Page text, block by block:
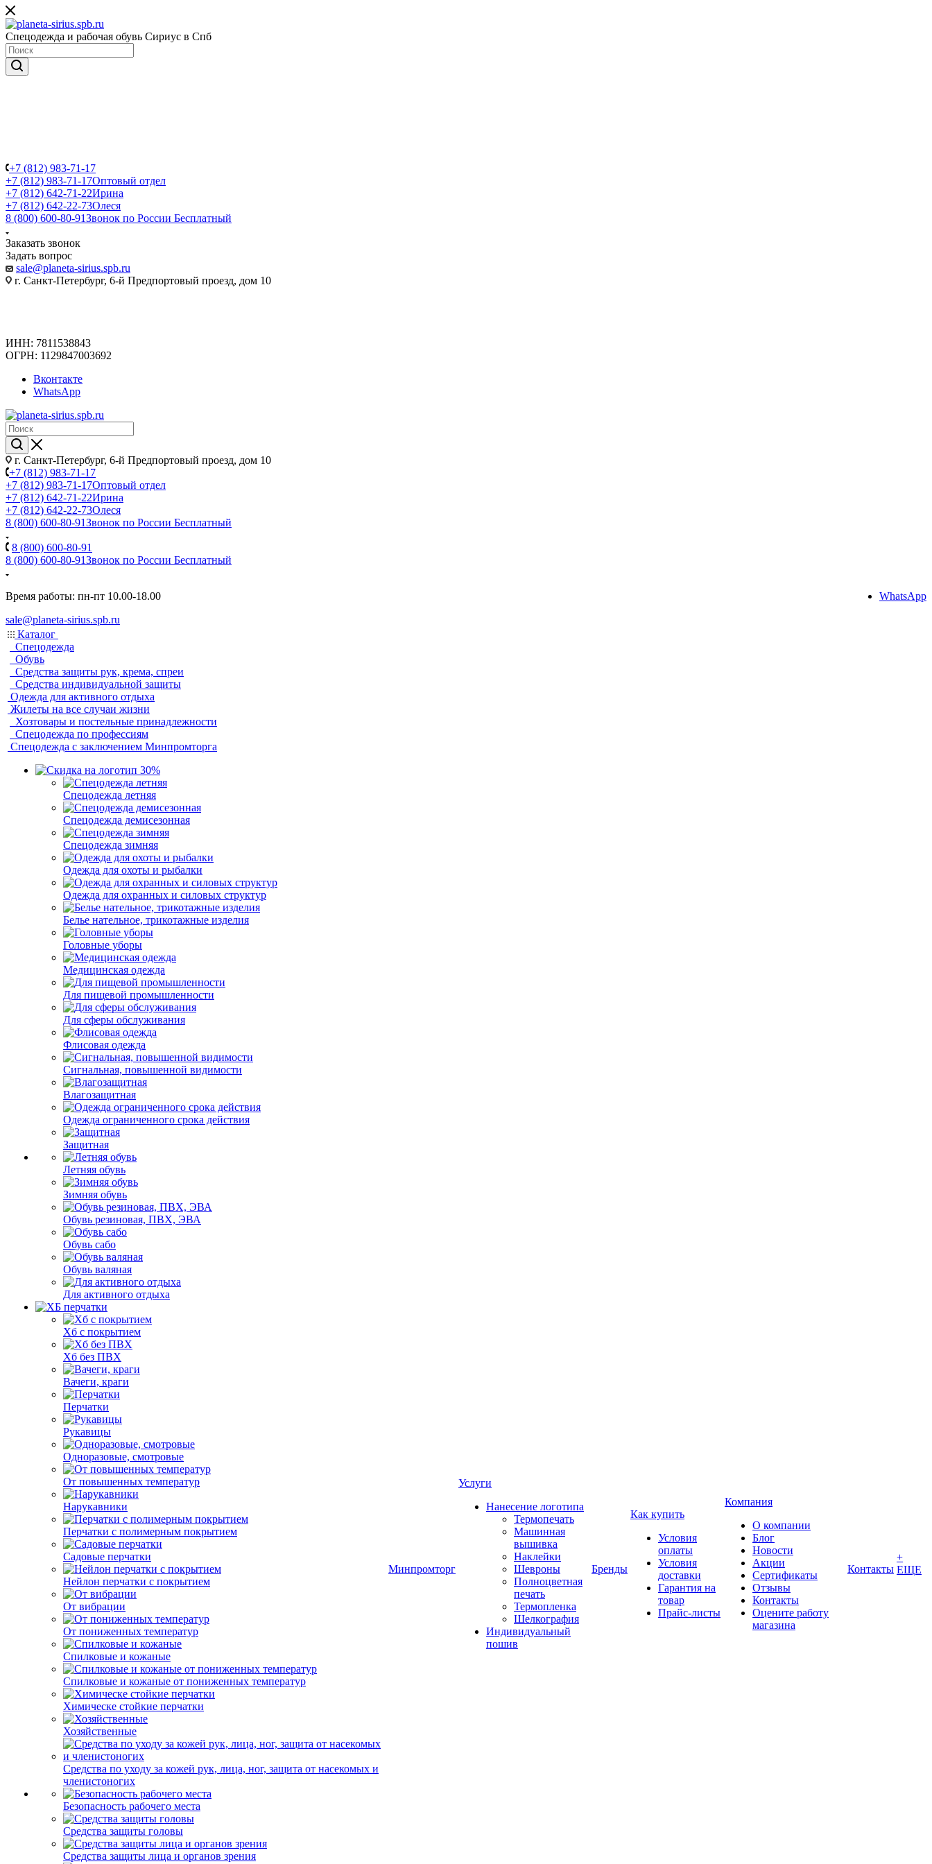
Спецодежда и рабочая обувь Сириус в Спб
+7 (812) 983-71-17
+7 (812) 983-71-17Оптовый отдел
+7 (812) 642-71-22Ирина
+7 (812) 642-22-73Олеся
8 (800) 600-80-91Звонок по России Бесплатный
Заказать звонок
Задать вопрос
sale@planeta-sirius.spb.ru
г. Санкт-Петербург, 6-й Предпортовый проезд, дом 10
ИНН: 7811538843
ОГРН: 1129847003692
Вконтакте
WhatsApp
г. Санкт-Петербург, 6-й Предпортовый проезд, дом 10
+7 (812) 983-71-17
+7 (812) 983-71-17Оптовый отдел
+7 (812) 642-71-22Ирина
+7 (812) 642-22-73Олеся
8 (800) 600-80-91Звонок по России Бесплатный
8 (800) 600-80-91
8 (800) 600-80-91Звонок по России Бесплатный
Время работы: пн-пт 10.00-18.00
sale@planeta-sirius.spb.ru
WhatsApp
Каталог
Спецодежда
Обувь
Средства защиты рук, крема, спреи
Средства индивидуальной защиты
Одежда для активного отдыха
Жилеты на все случаи жизни
Хозтовары и постельные принадлежности
Спецодежда по профессиям
Спецодежда с заключением Минпромторга
Спецодежда летняя
Спецодежда демисезонная
Спецодежда зимняя
Одежда для охоты и рыбалки
Одежда для охранных и силовых структур
Белье нательное, трикотажные изделия
Головные уборы
Медицинская одежда
Для пищевой промышленности
Для сферы обслуживания
Флисовая одежда
Сигнальная, повышенной видимости
Влагозащитная
Одежда ограниченного срока действия
Защитная
Летняя обувь
Зимняя обувь
Обувь резиновая, ПВХ, ЭВА
Обувь сабо
Обувь валяная
Для активного отдыха
Хб с покрытием
Хб без ПВХ
Вачеги, краги
Перчатки
Рукавицы
Одноразовые, смотровые
От повышенных температур
Нарукавники
Перчатки с полимерным покрытием
Садовые перчатки
Нейлон перчатки с покрытием
От вибрации
От пониженных температур
Спилковые и кожаные
Спилковые и кожаные от пониженных температур
Химическе стойкие перчатки
Хозяйственные
Средства по уходу за кожей рук, лица, ног, защита от насекомых и
членистоногих
Безопасность рабочего места
Средства защиты головы
Средства защиты лица и органов зрения
Минпромторг
Услуги
Нанесение логотипа
Термопечать
Машинная
вышивка
Наклейки
Шевроны
Полноцветная
печать
Термопленка
Шелкография
Индивидуальный
пошив
Бренды
Как купить
Условия
оплаты
Условия
доставки
Гарантия на
товар
Прайс-листы
Компания
О компании
Блог
Новости
Акции
Сертификаты
Отзывы
Контакты
Оцените работу
магазина
Контакты
+
ЕЩЕ